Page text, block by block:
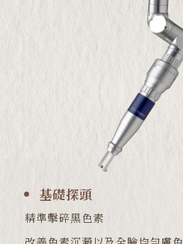
基礎探頭
精準擊碎黑色素